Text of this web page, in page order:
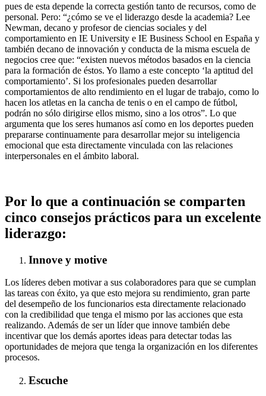
pues de esta depende la correcta gestión tanto de recursos, como de
personal. Pero: “¿cómo se ve el liderazgo desde la academia? Lee
Newman, decano y profesor de ciencias sociales y del
comportamiento en IE University e IE Business School en España y
también decano de innovación y conducta de la misma escuela de
negocios cree que: “existen nuevos métodos basados en la ciencia
para la formación de éstos. Yo llamo a este concepto ‘la aptitud del
comportamiento’. Si los profesionales pueden desarrollar
comportamientos de alto rendimiento en el lugar de trabajo, como lo
hacen los atletas en la cancha de tenis o en el campo de fútbol,
podrán no sólo dirigirse ellos mismo, sino a los otros”. Lo que
argumenta que los seres humanos así como en los deportes pueden
prepararse continuamente para desarrollar mejor su inteligencia
emocional que esta directamente vinculada con las relaciones
interpersonales en el ámbito laboral.
Por lo que a continuación se comparten
cinco consejos prácticos para un excelente
liderazgo:
Innove y motive
Los líderes deben motivar a sus colaboradores para que se cumplan
las tareas con éxito, ya que esto mejora su rendimiento, gran parte
del desempeño de los funcionarios esta directamente relacionado
con la credibilidad que tenga el mismo por las acciones que esta
realizando. Además de ser un líder que innove también debe
incentivar que los demás aportes ideas para detectar todas las
oportunidades de mejora que tenga la organización en los diferentes
procesos.
Escuche